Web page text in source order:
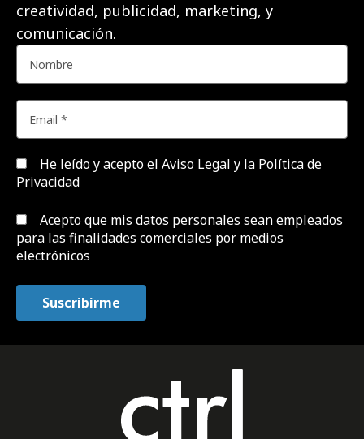
creatividad, publicidad, marketing, y
comunicación.
He leído y acepto el Aviso Legal y la Política de
Privacidad
Acepto que mis datos personales sean empleados
para las finalidades comerciales por medios
electrónicos